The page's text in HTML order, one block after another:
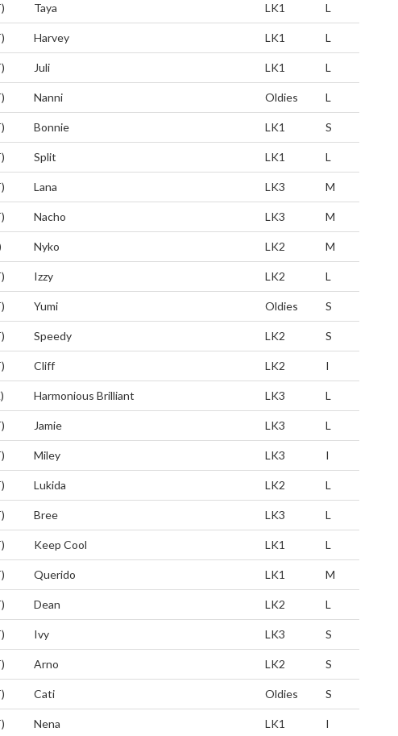
Taya LK1 L
Harvey LK1 L
Juli LK1 L
Nanni Oldies L
Bonnie LK1 S
Split LK1 L
Lana LK3 M
Nacho LK3 M
Nyko LK2 M
Izzy LK2 L
Yumi Oldies S
Speedy LK2 S
Cliff LK2 I
Harmonious Brilliant LK3 L
Jamie LK3 L
Miley LK3 I
Lukida LK2 L
Bree LK3 L
Keep Cool LK1 L
Querido LK1 M
Dean LK2 L
Ivy LK3 S
Arno LK2 S
Cati Oldies S
Nena LK1 I